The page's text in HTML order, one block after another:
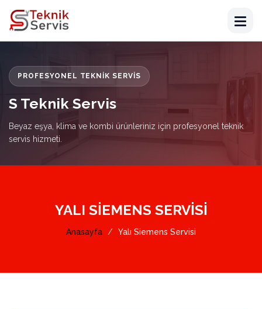
PROFESYONEL TEKNIK SERVIS
S Teknik Servis
Beyaz eşya, klima ve kombi ürünleriniz için profesyonel teknik
servis hizmeti.
YALI SIEMENS SERVISI
Anasayfa Yalı Siemens Servisi